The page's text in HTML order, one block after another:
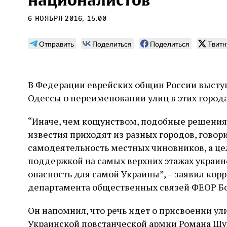
6 ноября 2016, 15:00
Отправить Поделиться Поделиться
В Федерации еврейских общин России
Одессы о переименовании улиц в этих
“Иначе, чем кощунством, подобные решения
известия приходят из разных городов,
самодеятельность местных чиновников, а
поддержкой на самых верхних этажах
опасность для самой Украины”, – заявил
департамента общественных связей ФЕОР
Он напомнил, что речь идет о присвоении
Украинской повстанческой армии Романа
и сыновья»
По мере того как росло количество
становилось все больше, без кремационных
печей Прюфера было не обойтись. Cжигая
тела прямо в лагере, нацисты не только
оставались верны своему архаичному культу
смерти, но и скрывали от населения соседних
городов, сколько узников погибало каждый
день в этих жутких местах
2 августа Неразрезанные страницы
Фредиано Сесси. Перевод с итальянского
Ксении Тименчик
2